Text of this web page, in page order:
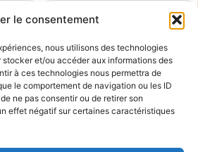
le consentement
nous utilisons des technologies
et/ou accéder aux informations des
à ces technologies nous permettra de
le comportement de navigation ou les ID
ne pas consentir ou de retirer son
effet négatif sur certaines caractéristiques
LES CONDITIONS D’UTILISATION. *